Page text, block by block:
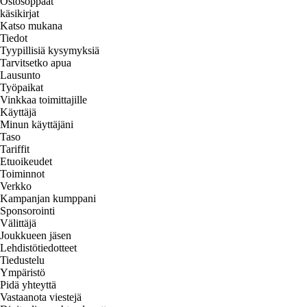
käsikirjat
Katso mukana
Tiedot
Tyypillisiä kysymyksiä
Tarvitsetko apua
Lausunto
Työpaikat
Vinkkaa toimittajille
Käyttäjä
Minun käyttäjäni
Taso
Tariffit
Etuoikeudet
Toiminnot
Verkko
Kampanjan kumppani
Sponsorointi
Välittäjä
Joukkueen jäsen
Lehdistötiedotteet
Tiedustelu
Ympäristö
Pidä yhteyttä
Vastaanota viestejä